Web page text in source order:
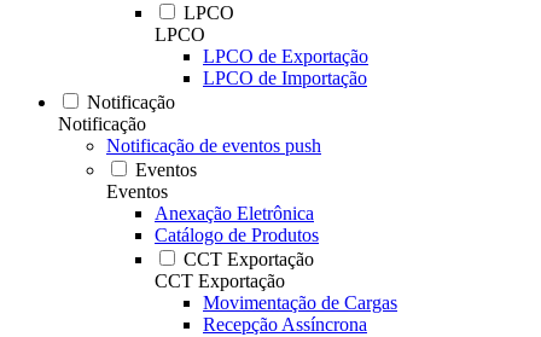
LPCO
LPCO
LPCO de Exportação
LPCO de Importação
Notificação
Notificação
Notificação de eventos push
Eventos
Eventos
Anexação Eletrônica
Catálogo de Produtos
CCT Exportação
CCT Exportação
Movimentação de Cargas
Recepção Assíncrona